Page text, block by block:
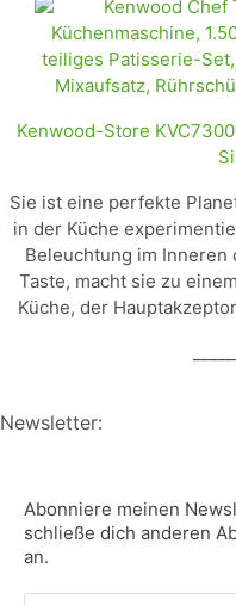
Kenwood-Store
Sie ist eine perfekte
in der Küche
Beleuchtung im
Taste, macht sie zu
Küche, der
Newsletter:
Abonniere meinen
schließe dich anderen
an.